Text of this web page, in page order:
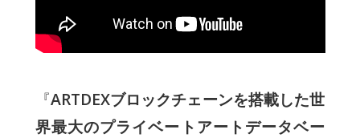
『ARTDEXブロックチェーンを搭載した世
界最大のプライベートアートデータベー